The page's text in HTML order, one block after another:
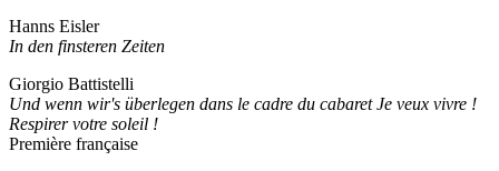
Hanns Eisler
In den finsteren Zeiten
Giorgio Battistelli
Und wenn wir's überlegen dans le cadre du cabaret Je veux vivre !
Respirer votre soleil !
Première française